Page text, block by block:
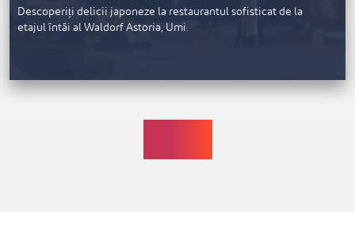
Descoperiți delicii japoneze la restaurantul sofisticat de la
etajul întâi al Waldorf Astoria, Umi.